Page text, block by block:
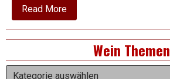
Read Moreabout
2003
Brunello
Montalcino
–
Il
Right
Asides
Wein Themen
Wein